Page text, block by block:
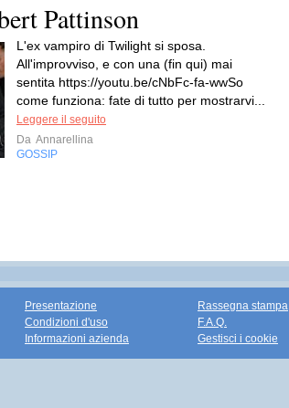
Pattinson
L'ex vampiro di Twilight si sposa.
All'improvviso, e con una (fin qui) mai
sentita https://youtu.be/cNbFc-fa-wwSo
come funziona: fate di tutto per mostrarvi...
Leggere il seguito
Da Annarellina
GOSSIP
Presentazione
Condizioni d'uso
Informazioni azienda
Rassegna stampa
F.A.Q.
Gestisci i cookie